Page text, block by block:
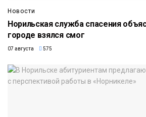
Новости
Норильская служба спасения
городе взялся смог
07 августа 575